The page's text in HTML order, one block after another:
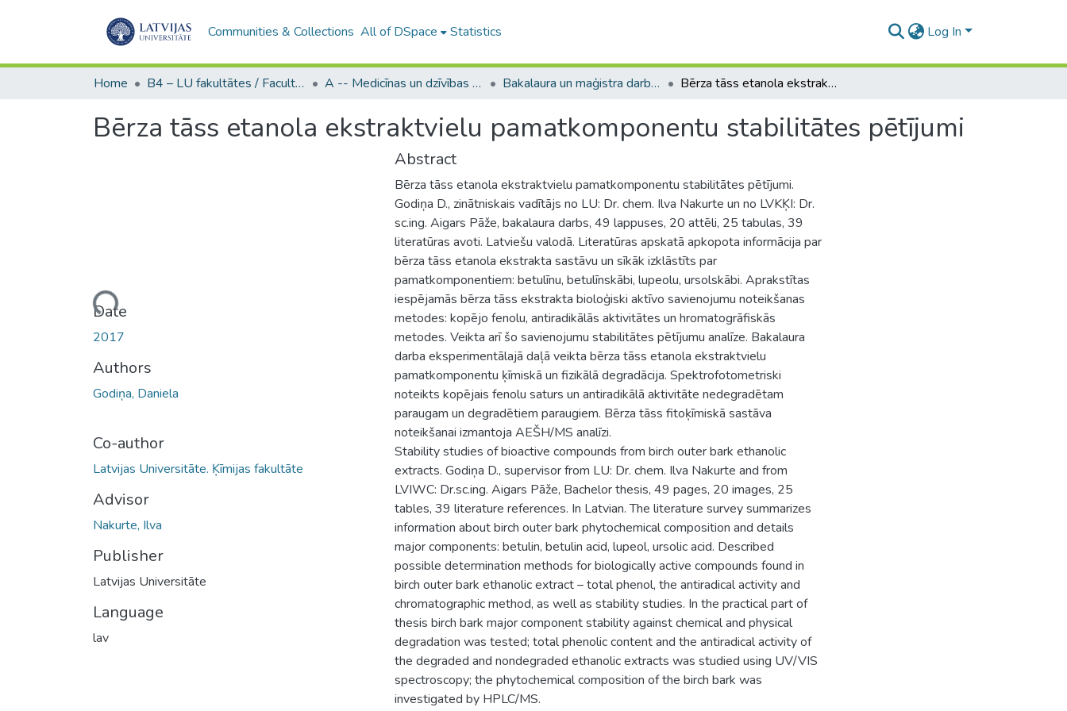
Communities & Collections All of DSpace Statistics Log In
Home B4 – LU fakultātes / Faculties of the UL A -- Medicīnas un dzīvības zinātņu fakultāte / Faculty of Medicine and Life Sciences Bakalaura un maģistra darbi (MDZF) / Bachelor's and Master's theses Bērza tāss etanola ekstraktvielu pamatkomponentu stabilitātes pētījumi
Bērza tāss etanola ekstraktvielu pamatkomponentu stabilitātes pētījumi
Loading...
Date
2017
Authors
Godiņa, Daniela
Co-author
Latvijas Universitāte. Ķīmijas fakultāte
Advisor
Nakurte, Ilva
Publisher
Latvijas Universitāte
Language
lav
Abstract
Bērza tāss etanola ekstraktvielu pamatkomponentu stabilitātes pētījumi.
Godiņa D., zinātniskais vadītājs no LU: Dr. chem. Ilva Nakurte un no LVKĶI: Dr.
sc.ing. Aigars Pāže, bakalaura darbs, 49 lappuses, 20 attēli, 25 tabulas, 39
literatūras avoti. Latviešu valodā. Literatūras apskatā apkopota informācija par
bērza tāss etanola ekstrakta sastāvu un sīkāk izklāstīts par
pamatkomponentiem: betulīnu, betulīnskābi, lupeolu, ursolskābi. Aprakstītas
iespējamās bērza tāss ekstrakta bioloģiski aktīvo savienojumu noteikšanas
metodes: kopējo fenolu, antiradikālās aktivitātes un hromatogrāfiskās
metodes. Veikta arī šo savienojumu stabilitātes pētījumu analīze. Bakalaura
darba eksperimentālajā daļā veikta bērza tāss etanola ekstraktvielu
pamatkomponentu ķīmiskā un fizikālā degradācija. Spektrofotometriski
noteikts kopējais fenolu saturs un antiradikālā aktivitāte nedegradētam
paraugam un degradētiem paraugiem. Bērza tāss fitoķīmiskā sastāva
noteikšanai izmantoja AEŠH/MS analīzi.
Stability studies of bioactive compounds from birch outer bark ethanolic
extracts. Godiņa D., supervisor from LU: Dr. chem. Ilva Nakurte and from
LVIWC: Dr.sc.ing. Aigars Pāže, Bachelor thesis, 49 pages, 20 images, 25
tables, 39 literature references. In Latvian. The literature survey summarizes
information about birch outer bark phytochemical composition and details
major components: betulin, betulin acid, lupeol, ursolic acid. Described
possible determination methods for biologically active compounds found in
birch outer bark ethanolic extract – total phenol, the antiradical activity and
chromatographic method, as well as stability studies. In the practical part of
thesis birch bark major component stability against chemical and physical
degradation was tested; total phenolic content and the antiradical activity of
the degraded and nondegraded ethanolic extracts was studied using UV/VIS
spectroscopy; the phytochemical composition of the birch bark was
investigated by HPLC/MS.